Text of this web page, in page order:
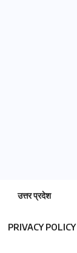
उत्तर प्रदेश
PRIVACY POLICY